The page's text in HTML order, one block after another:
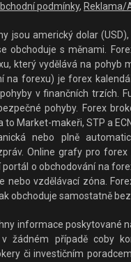
podmínky, Reklama/
jsou americký dolar
obchoduje s měnami.
který vydělává na pohyb
na forexu) je forex
v finančních trzích.
pohyby. Forex
to Market-makeři, STP a
nebo plně
Online grafy pro
portál o obchodování na
nebo vzdělávací zóna.
obchoduje samostatně
informace poskytované
žádném případě coby
či investičním